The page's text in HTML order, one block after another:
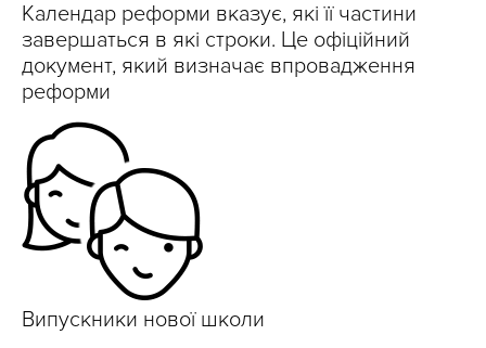
Календар реформи вказує, які її частини
завершаться в які строки. Це офіційний
документ, який визначає впровадження
реформи
Випускники нової школи